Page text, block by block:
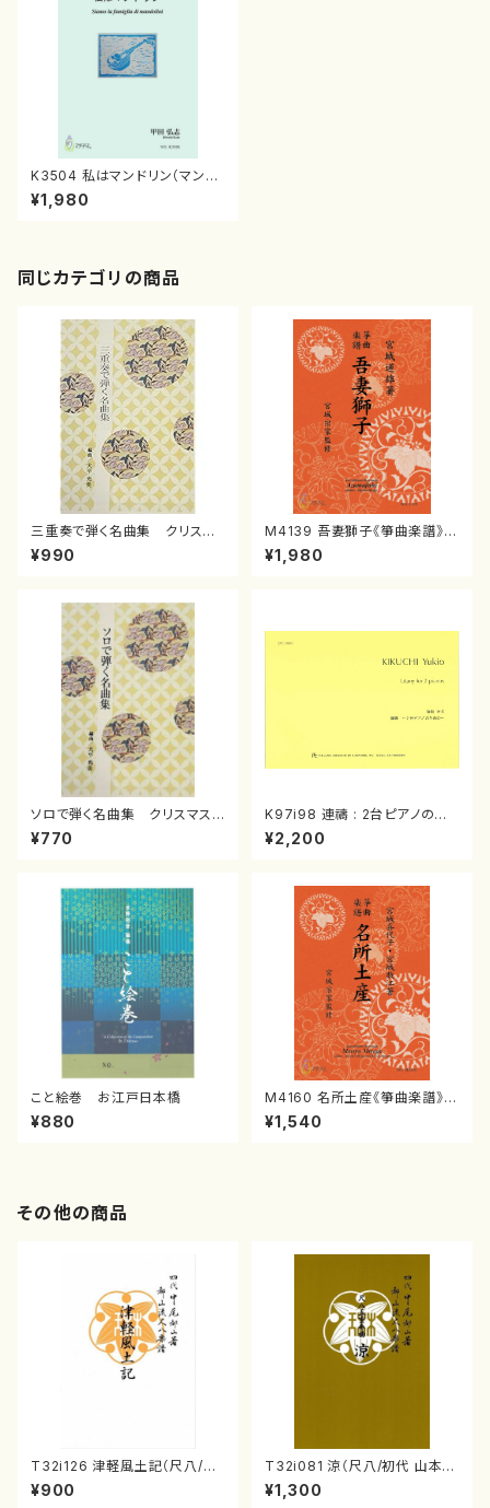
K3504 私はマンドリン（マンド
リンオーケストラ/甲田弘志/楽
譜）
¥1,980
同じカテゴリの商品
三重奏で弾く名曲集 クリスマ
スメドレー( 箏2/大平光美 編
曲/楽譜）
¥990
M4139 吾妻獅子《箏曲楽譜》
（箏/宮城道雄著・宮城宗家監修/
箏曲古典楽譜）
¥1,980
ソロで弾く名曲集 クリスマス・
イブ／恋人がサンタクロース(
箏独奏 /大平光美 編曲/楽
¥770
K97i98 連禱 : 2台ピアノのた
めの（2 Pianos / 菊池 幸夫 /
楽譜）
¥2,200
こと絵巻 お江戸日本橋
¥880
M4160 名所土産《箏曲楽譜》
（箏/宮城喜代子・宮城数江著・
宮城宗家監修/箏曲古典楽譜）
¥1,540
その他の商品
T32i126 津軽風土記（尺八/野
村峰山/尺八/都山式譜）都山流
公刊楽譜曲番:575
¥900
T32i081 涼（尺八/初代 山本邦
山/尺八/都山式譜）都山流公刊
楽譜曲番:530
¥1,300